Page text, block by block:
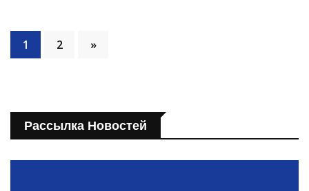
1 2 »
Рассылка Новостей